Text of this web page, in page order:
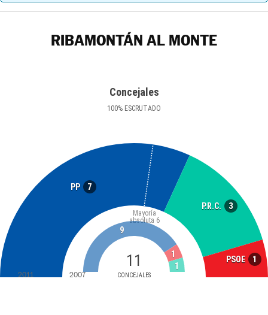
RIBAMONTÁN AL MONTE
Concejales
100% ESCRUTADO
PP 7
P.R.C. 3
PSOE 1
11
CONCEJALES
Mayoría
absoluta 6
9
1
1
2011 2007